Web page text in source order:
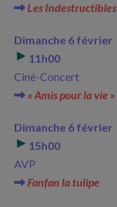
Les Indestructibles
Dimanche 6 février
11h00
Ciné-Concert
« Amis pour la vie »
Dimanche 6 février
15h00
AVP
Fanfan la tulipe